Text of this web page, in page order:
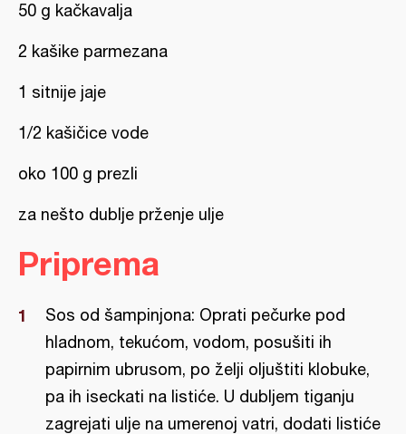
50 g kačkavalja
2 kašike parmezana
1 sitnije jaje
1/2 kašičice vode
oko 100 g prezli
za nešto dublje prženje ulje
Priprema
Sos od šampinjona: Oprati pečurke pod
hladnom, tekućom, vodom, posušiti ih
papirnim ubrusom, po želji oljuštiti klobuke,
pa ih iseckati na listiće. U dubljem tiganju
zagrejati ulje na umerenoj vatri, dodati listiće